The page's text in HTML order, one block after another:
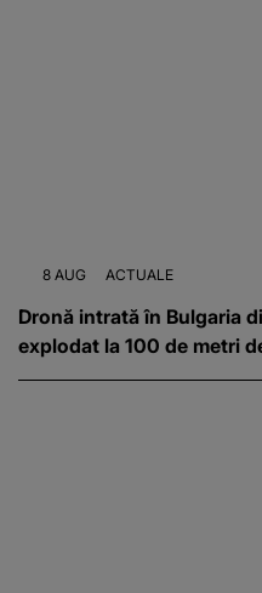
8 AUG ACTUALE
Dronă intrată în Bulgaria
explodat la 100 de metri